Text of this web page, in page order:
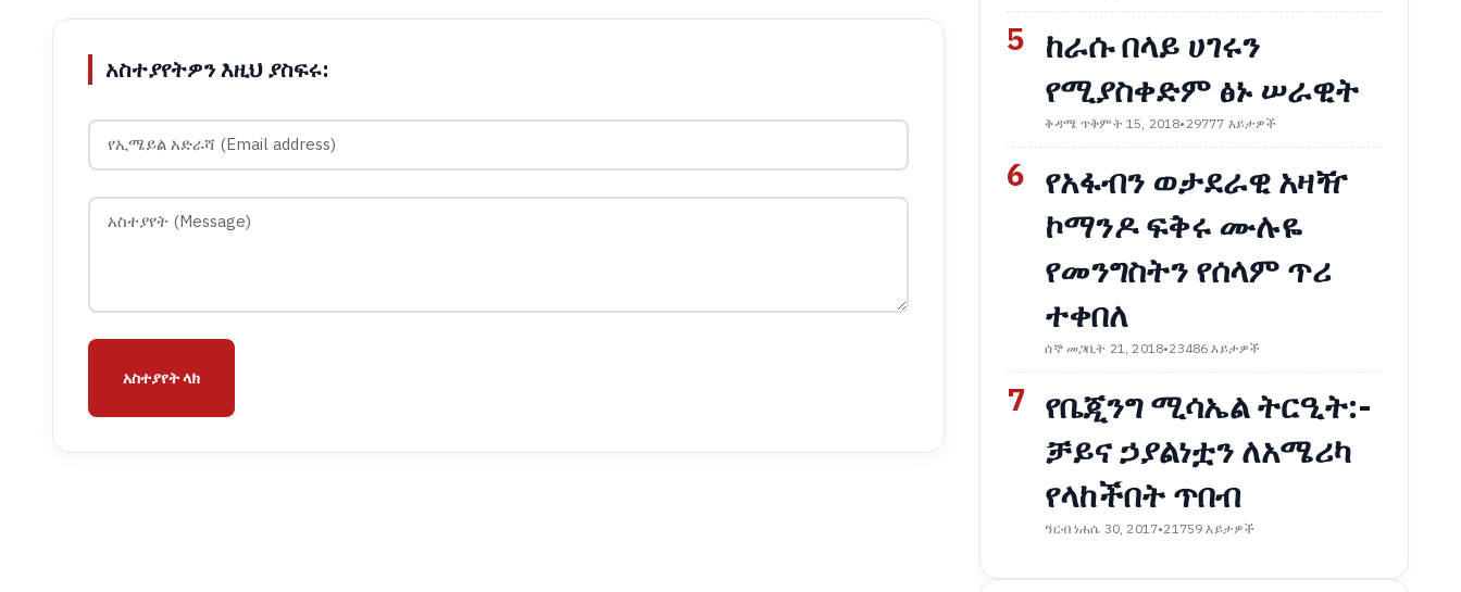
አስተያየትዎን እዚህ ያስፍሩ:
አስተያየት ላክ
5 ከራሱ በላይ ሀገሩን
የሚያስቀድም ፅኑ ሠራዊት
ቅዳሜ ጥቅምት 15, 2018•29777 እይታዎች
6 የአፋብን ወታደራዊ አዛዥ
ኮማንዶ ፍቅሩ ሙሉዬ
የመንግስትን የሰላም ጥሪ
ተቀበለ
ሰኞ መጋቢት 21, 2018•23486 እይታዎች
7 የቤጂንግ ሚሳኤል ትርዒት:-
ቻይና ኃያልነቷን ለአሜሪካ
የላከችበት ጥበብ
ዓርብ ነሐሴ 30, 2017•21759 እይታዎች